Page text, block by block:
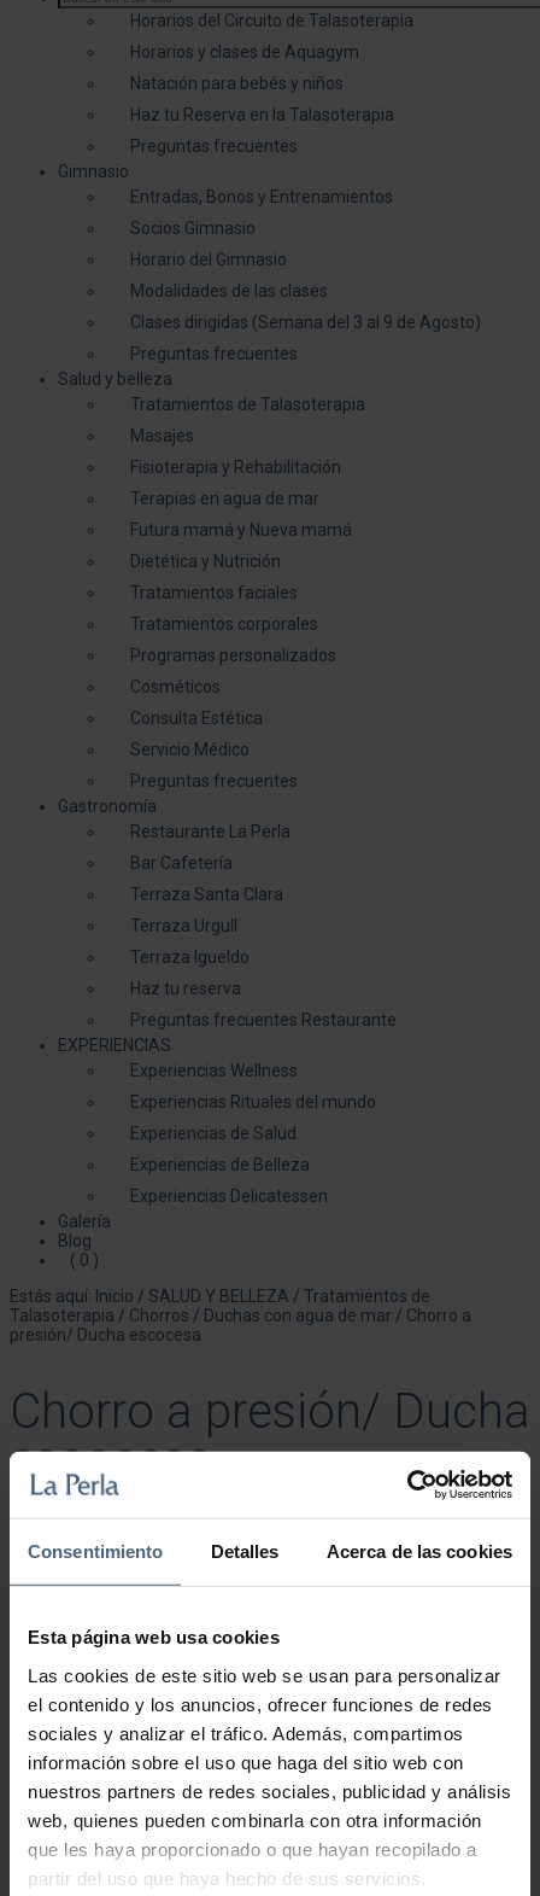
Consentimiento Detalles Acerca de las cookies
Esta página web usa cookies
Las cookies de este sitio web se usan para personalizar
el contenido y los anuncios, ofrecer funciones de redes
sociales y analizar el tráfico. Además, compartimos
información sobre el uso que haga del sitio web con
nuestros partners de redes sociales, publicidad y análisis
web, quienes pueden combinarla con otra información
que les haya proporcionado o que hayan recopilado a
partir del uso que haya hecho de sus servicios.
Horarios del Circuito de Talasoterapia
Horarios y clases de Aquagym
Natación para bebés y niños
Haz tu Reserva en la Talasoterapia
Preguntas frecuentes
Gimnasio
Entradas, Bonos y Entrenamientos
Socios Gimnasio
Horario del Gimnasio
Modalidades de las clases
Clases dirigidas (Semana del 3 al 9 de Agosto)
Preguntas frecuentes
Salud y belleza
Tratamientos de Talasoterapia
Masajes
Fisioterapia y Rehabilitación
Terapias en agua de mar
Futura mamá y Nueva mamá
Dietética y Nutrición
Tratamientos faciales
Tratamientos corporales
Programas personalizados
Cosméticos
Consulta Estética
Servicio Médico
Preguntas frecuentes
Gastronomía
Restaurante La Perla
Bar Cafetería
Terraza Santa Clara
Terraza Urgull
Terraza Igueldo
Haz tu reserva
Preguntas frecuentes Restaurante
EXPERIENCIAS
Experiencias Wellness
Experiencias Rituales del mundo
Experiencias de Salud
Experiencias de Belleza
Experiencias Delicatessen
Galería
Blog
( 0 )
Estás aquí: Inicio / SALUD Y BELLEZA / Tratamientos de
Talasoterapia / Chorros / Duchas con agua de mar / Chorro a
presión/ Ducha escocesa
Chorro a presión/ Ducha
escocesa
37,00€
Técnica de hidroterapia en la que el terapeuta trabaja, mediante un
Duración: 10-15 minutos.
Chorro a presión/ Ducha escocesa cantidad
Añadir al carrito